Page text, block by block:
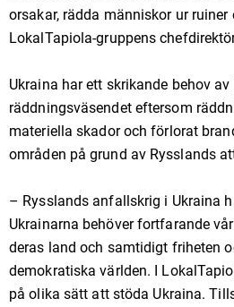
orsakar, rädda människor ur ruiner
LokalTapiola-gruppens
Ukraina har ett skrikande behov
räddningsväsendet eftersom
materiella skador och förlorat
områden på grund av Rysslands
– Rysslands anfallskrig i Ukraina
Ukrainarna behöver fortfarande
deras land och samtidigt friheten
demokratiska världen. I
på olika sätt att stöda Ukraina.